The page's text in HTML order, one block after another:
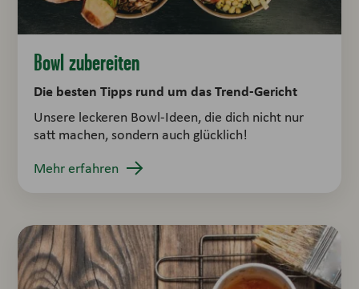
Bowl zubereiten
Die besten Tipps rund um das Trend-Gericht
Unsere leckeren Bowl-Ideen, die dich nicht nur
satt machen, sondern auch glücklich!
Mehr erfahren